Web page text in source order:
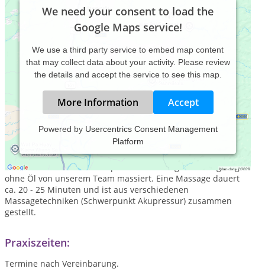
We need your consent to load the
Google Maps service!
We use a third party service to embed map content
that may collect data about your activity. Please review
the details and accept the service to see this map.
More Information Accept
Powered by Usercentrics Consent Management
Platform
Die mobile Büromassage, auch Arbeitsplatzmassage genannt,
in Köln und Umgebung. Sie werden in Ihrem gewohnten
Arbeitsumfeld auf einem speziellen Massagestuhl angezogen
ohne Öl von unserem Team massiert. Eine Massage dauert
ca. 20 - 25 Minuten und ist aus verschiedenen
Massagetechniken (Schwerpunkt Akupressur) zusammen
gestellt.
Praxiszeiten:
Termine nach Vereinbarung.